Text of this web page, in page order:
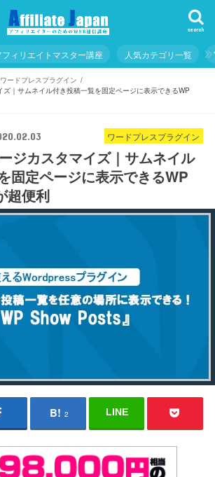
search
フィリエイトマスター講座 人気カテゴリ一覧
ワードプレスプラグイン
｜サムネイル付き投稿一覧を固定ページに表示できるWP
ワードプレスプラグイン
ジカスタマイズ｜サムネイル
固定ページに表示できるWP
超便利
2 LINE